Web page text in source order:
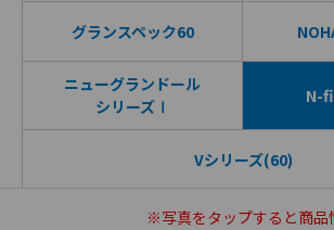
グランスペック60
ニューグランドール
シリーズⅠ
N-
Vシリーズ(60)
※写真をタップすると商品